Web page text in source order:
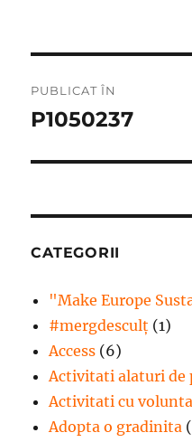
în
PUBLICAT ÎN
P1050237
CATEGORII
"Make Europe
#mergdesculţ (1)
Access (6)
Activitati alaturi de
Activitati cu
Adopta o gradinita